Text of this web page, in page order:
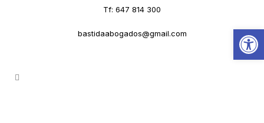
Tf: 647 814 300
bastidaabogados@gmail.com Abrir